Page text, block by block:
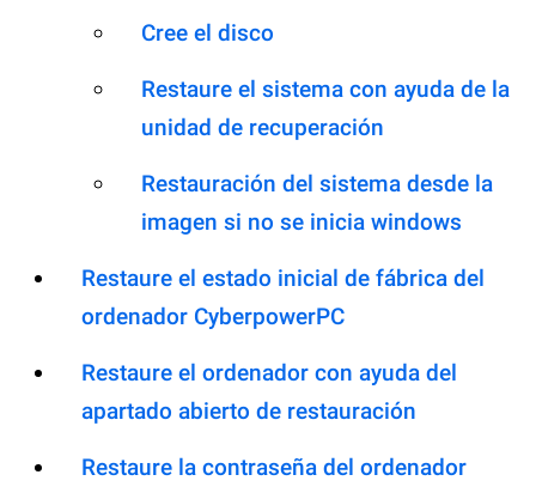
Cree el disco
Restaure el sistema con ayuda de la
unidad de recuperación
Restauración del sistema desde la
imagen si no se inicia windows
Restaure el estado inicial de fábrica del
ordenador CyberpowerPC
Restaure el ordenador con ayuda del
apartado abierto de restauración
Restaure la contraseña del ordenador